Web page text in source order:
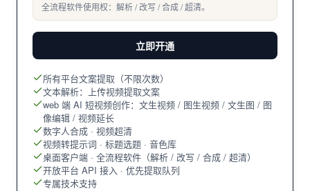
全流程软件使用权：解析 / 改写 / 合成 / 超清。
立即开通
所有平台文案提取（不限次数）
文本解析：上传视频提取文案
web 端 AI 短视频创作：文生视频 / 图生视频 / 文生图 / 图
像编辑 / 视频延长
数字人合成 · 视频超清
视频转提示词 · 标题选题 · 音色库
桌面客户端 · 全流程软件（解析 / 改写 / 合成 / 超清）
开放平台 API 接入 · 优先提取队列
专属技术支持